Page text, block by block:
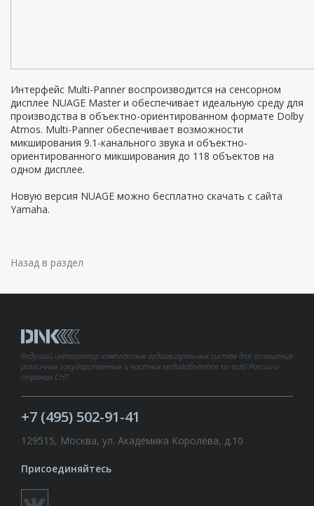
Интерфейс Multi-Panner воспроизводится на сенсорном
дисплее NUAGE Master и обеспечивает идеальную среду для
производства в объектно-ориентированном формате Dolby
Atmos. Multi-Panner обеспечивает возможности
микширования 9.1-канального звука и объектно-
ориентированного микширования до 118 объектов на
одном дисплее.
Новую версия NUAGE можно бесплатно скачать с сайта
Yamaha.
Назад в раздел
Ведущий интегратор комплексных аудиовизуальных систем для оснащения
различных государственных и частных медиаобъектов по всей России и
странам СНГ.
+7 (495) 502-91-41
129515, Москва, ул. Академика Королёва, д.10
Присоединяйтесь